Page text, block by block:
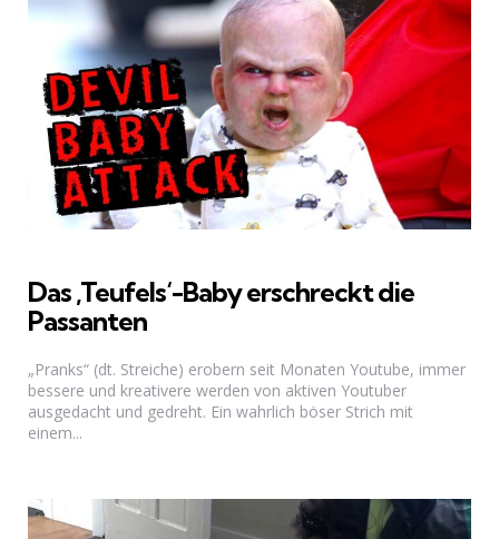
Das ‚Teufels‘-Baby erschreckt die
Passanten
„Pranks“ (dt. Streiche) erobern seit Monaten Youtube, immer
bessere und kreativere werden von aktiven Youtuber
ausgedacht und gedreht. Ein wahrlich böser Strich mit
einem...